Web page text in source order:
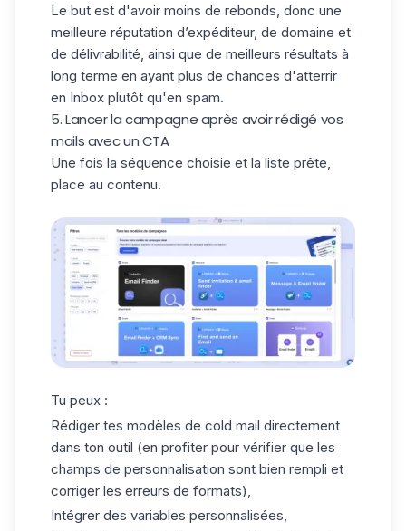
Le but est d'avoir moins de rebonds, donc une
meilleure réputation d’expéditeur, de domaine et
de délivrabilité, ainsi que de meilleurs résultats à
long terme en ayant plus de chances d'atterrir
en Inbox plutôt qu'en spam.
5. Lancer la campagne après avoir rédigé vos
mails avec un CTA
Une fois la séquence choisie et la liste prête,
place au contenu.
Tu peux :
Rédiger tes modèles de cold mail directement
dans ton outil (en profiter pour vérifier que les
champs de personnalisation sont bien rempli et
corriger les erreurs de formats),
Intégrer des variables personnalisées,